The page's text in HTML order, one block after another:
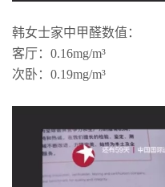
韩女士家中甲醛数值：
客厅：0.16mg/m³
次卧：0.19mg/m³